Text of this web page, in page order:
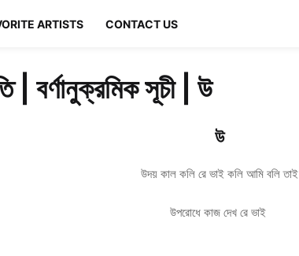
ARTISTS CONTACT US
| বর্ণানুক্রমিক সূচী | উ
উ
উদয় কাল কলি রে ভাই কলি আমি বলি তাই
উপরোধে কাজ দেখ রে ভাই